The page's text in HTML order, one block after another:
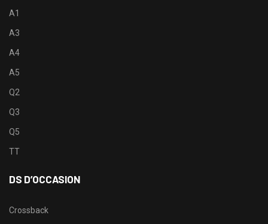
A1
A3
A4
A5
Q2
Q3
Q5
TT
DS D’OCCASION
Crossback